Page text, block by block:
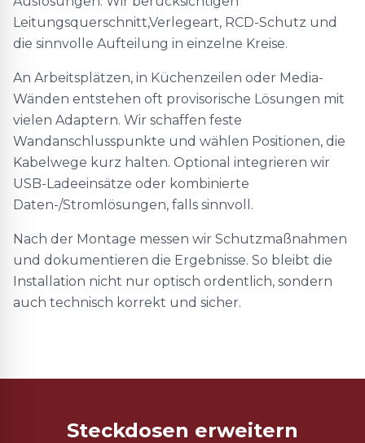
Leitungsquerschnitt,Verlegeart, RCD-Schutz und
die sinnvolle Aufteilung in einzelne Kreise.
An Arbeitsplätzen, in Küchenzeilen oder Media-
Wänden entstehen oft provisorische Lösungen mit
vielen Adaptern. Wir schaffen feste
Wandanschlusspunkte und wählen Positionen, die
Kabelwege kurz halten. Optional integrieren wir
USB-Ladeeinsätze oder kombinierte
Daten-/Stromlösungen, falls sinnvoll.
Nach der Montage messen wir Schutzmaßnahmen
und dokumentieren die Ergebnisse. So bleibt die
Installation nicht nur optisch ordentlich, sondern
auch technisch korrekt und sicher.
Steckdosen erweitern